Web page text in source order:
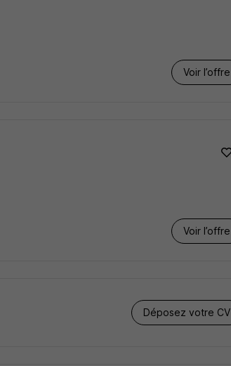
Voir l’offre
Voir l’offre
Déposez votre CV